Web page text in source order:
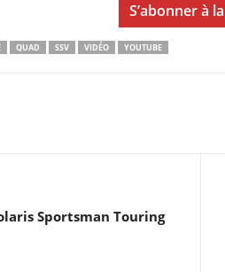
S’abonner à
QUAD SSV VIDÉO YOUTUBE
Sportsman Touring